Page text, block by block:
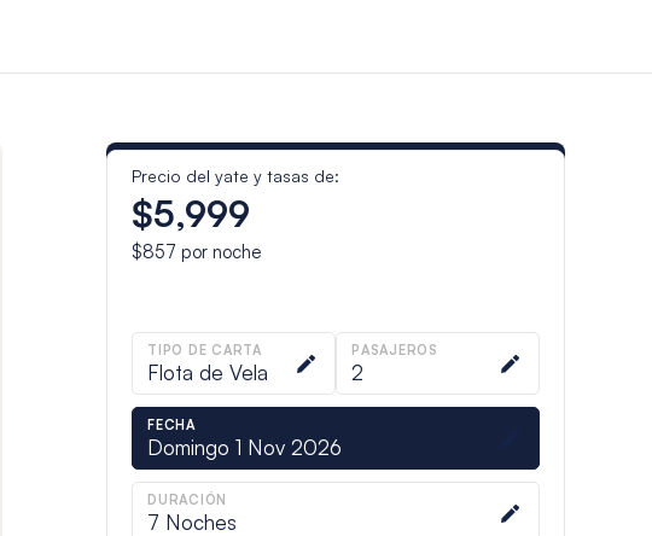
Precio del yate y tasas de:
$5,999
$857 por noche
TIPO DE CARTA
Flota de Vela
PASAJEROS
2
FECHA
Domingo 1 Nov 2026
DURACIÓN
7 Noches